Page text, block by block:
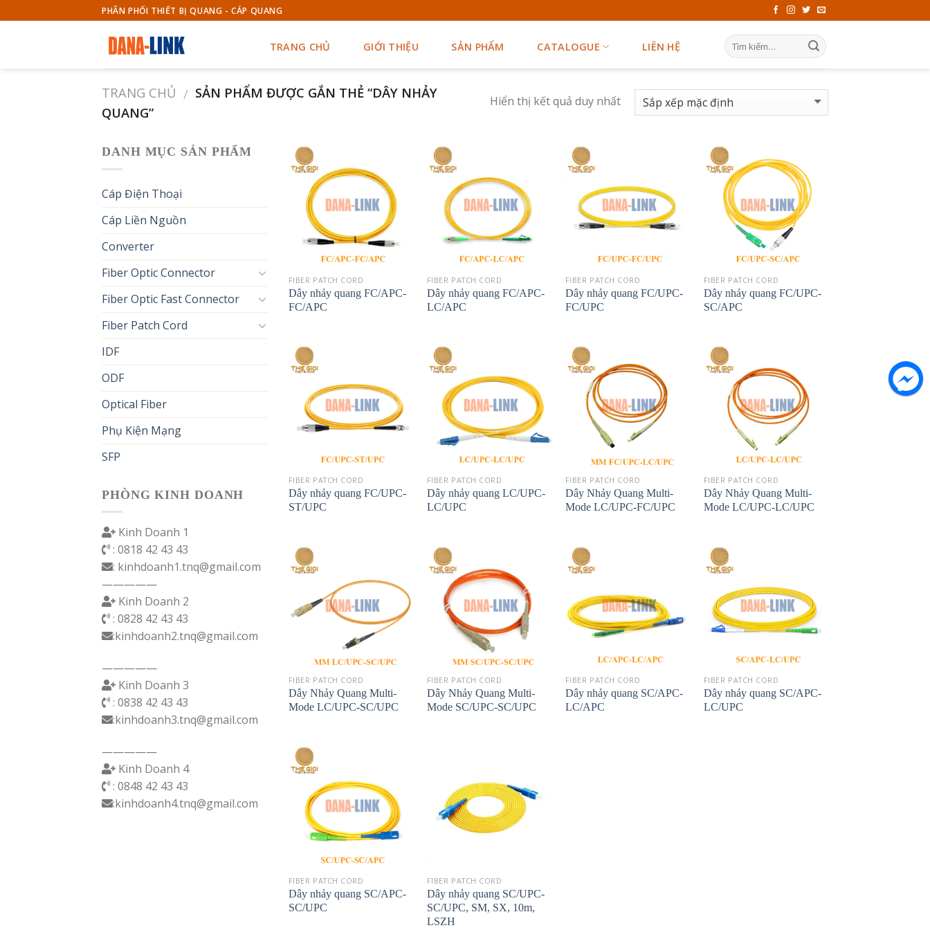
to
PHÂN PHỐI THIẾT BỊ QUANG - CÁP QUANG
TRANG CHỦ GIỚI THIỆU SẢN PHẨM CATALOGUE LIÊN HỆ
TRANG CHỦ / SẢN PHẨM ĐƯỢC GẮN THẺ “DÂY NHẢY
QUANG”
Hiển thị kết quả duy nhất
DANH MỤC SẢN PHẨM
Cáp Điện Thoại
Cáp Liền Nguồn
Converter
Fiber Optic Connector
Fiber Optic Fast Connector
Fiber Patch Cord
IDF
ODF
Optical Fiber
Phụ Kiện Mạng
SFP
PHÒNG KINH DOANH
Kinh Doanh 1
: 0818 42 43 43
: kinhdoanh1.tnq@gmail.com
—————
Kinh Doanh 2
: 0828 42 43 43
:kinhdoanh2.tnq@gmail.com
—————
Kinh Doanh 3
: 0838 42 43 43
:kinhdoanh3.tnq@gmail.com
—————
Kinh Doanh 4
: 0848 42 43 43
:kinhdoanh4.tnq@gmail.com
FIBER PATCH CORD
Dây nhảy quang FC/APC-
FC/APC
FIBER PATCH CORD
Dây nhảy quang FC/APC-
LC/APC
FIBER PATCH CORD
Dây nhảy quang FC/UPC-
FC/UPC
FIBER PATCH CORD
Dây nhảy quang FC/UPC-
SC/APC
FIBER PATCH CORD
Dây nhảy quang FC/UPC-
ST/UPC
FIBER PATCH CORD
Dây nhảy quang LC/UPC-
LC/UPC
FIBER PATCH CORD
Dây Nhảy Quang Multi-
Mode LC/UPC-FC/UPC
FIBER PATCH CORD
Dây Nhảy Quang Multi-
Mode LC/UPC-LC/UPC
FIBER PATCH CORD
Dây Nhảy Quang Multi-
Mode LC/UPC-SC/UPC
FIBER PATCH CORD
Dây Nhảy Quang Multi-
Mode SC/UPC-SC/UPC
FIBER PATCH CORD
Dây nhảy quang SC/APC-
LC/APC
FIBER PATCH CORD
Dây nhảy quang SC/APC-
LC/UPC
FIBER PATCH CORD
Dây nhảy quang SC/APC-
SC/UPC
FIBER PATCH CORD
Dây nhảy quang SC/UPC-
SC/UPC, SM, SX, 10m,
LSZH